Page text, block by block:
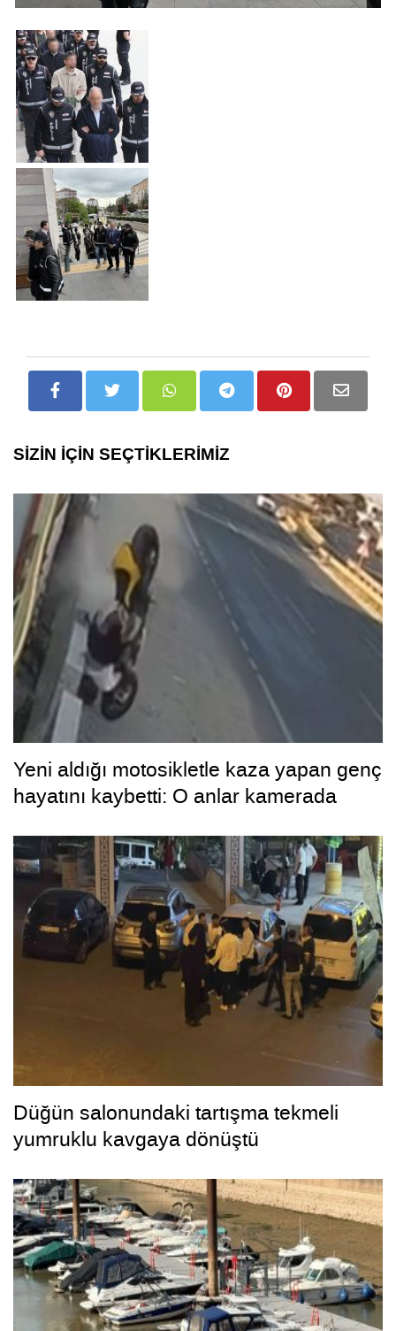
SİZİN İÇİN SEÇTİKLERİMİZ
Yeni aldığı motosikletle kaza yapan genç
hayatını kaybetti: O anlar kamerada
Düğün salonundaki tartışma tekmeli
yumruklu kavgaya dönüştü